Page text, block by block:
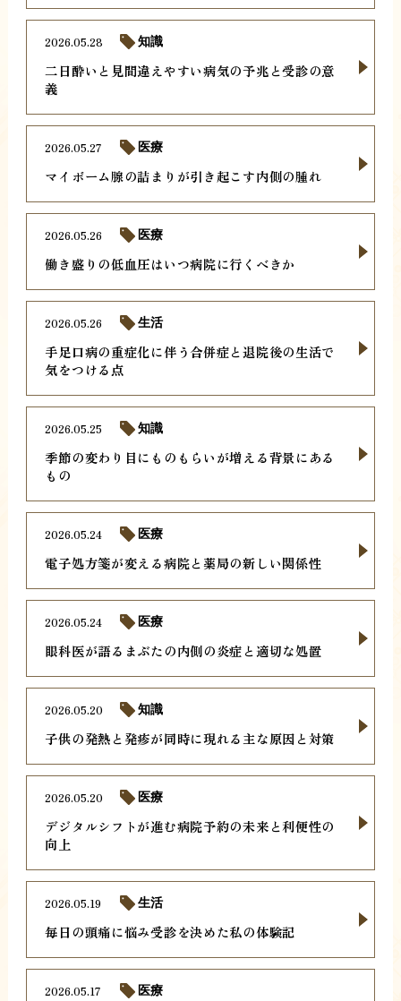
二日酔いと見間違えやすい病気の予兆と受診の意
義
2026.05.28 知識
マイボーム腺の詰まりが引き起こす内側の腫れ
2026.05.27 医療
働き盛りの低血圧はいつ病院に行くべきか
2026.05.26 医療
手足口病の重症化に伴う合併症と退院後の生活で
気をつける点
2026.05.26 生活
季節の変わり目にものもらいが増える背景にある
もの
2026.05.25 知識
電子処方箋が変える病院と薬局の新しい関係性
2026.05.24 医療
眼科医が語るまぶたの内側の炎症と適切な処置
2026.05.24 医療
子供の発熱と発疹が同時に現れる主な原因と対策
2026.05.20 知識
デジタルシフトが進む病院予約の未来と利便性の
向上
2026.05.20 医療
毎日の頭痛に悩み受診を決めた私の体験記
2026.05.19 生活
2026.05.17 医療